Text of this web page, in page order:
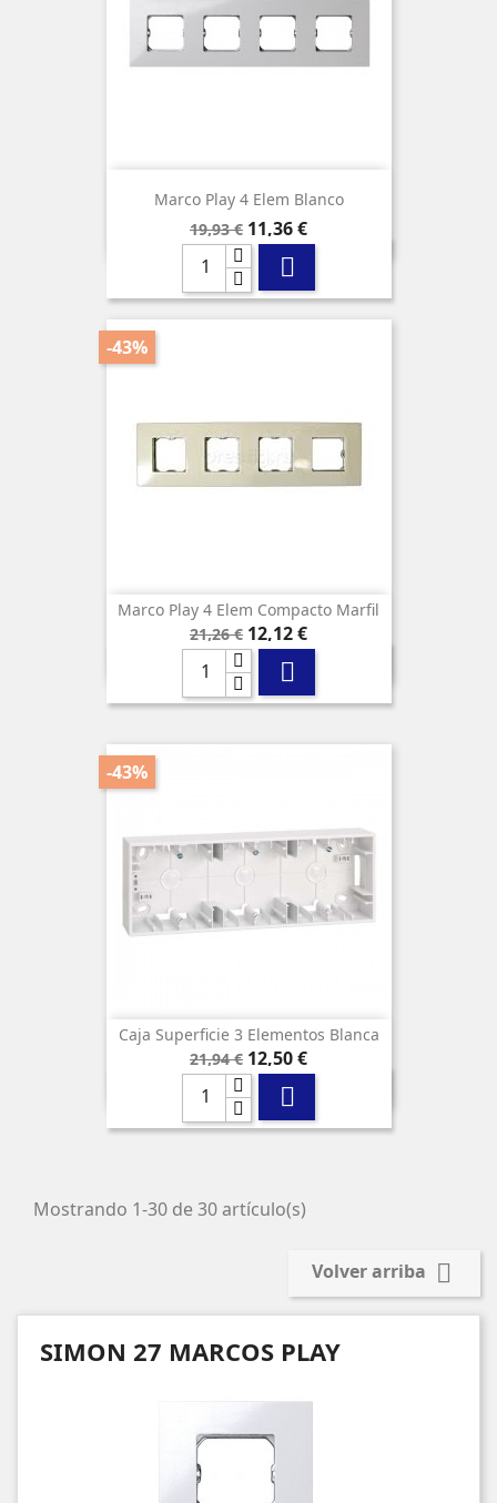
Marco Play 4 Elem Blanco
Precio
base
19,93 € Precio
11,36 €

Marco Play 4 Elem Compacto Marfil
Precio
base
21,26 €
-43%
Precio
12,12 €

Caja Superficie 3 Elementos Blanca
Precio
base
21,94 €
-43%
Precio
12,50 €

Mostrando 1-30 de 30 artículo(s)
Volver arriba 
SIMON 27 MARCOS PLAY